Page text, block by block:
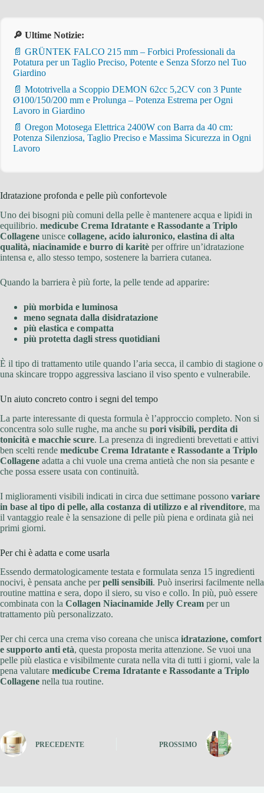
🔎 Ultime Notizie:
📄 GRÜNTEK FALCO 215 mm – Forbici Professionali da
Potatura per un Taglio Preciso, Potente e Senza Sforzo nel Tuo
Giardino
📄 Mototrivella a Scoppio DEMON 62cc 5,2CV con 3 Punte
Ø100/150/200 mm e Prolunga – Potenza Estrema per Ogni
Lavoro in Giardino
📄 Oregon Motosega Elettrica 2400W con Barra da 40 cm:
Potenza Silenziosa, Taglio Preciso e Massima Sicurezza in Ogni
Lavoro
Idratazione profonda e pelle più confortevole
Uno dei bisogni più comuni della pelle è mantenere acqua e lipidi in
equilibrio. medicube Crema Idratante e Rassodante a Triplo
Collagene unisce collagene, acido ialuronico, elastina di alta
qualità, niacinamide e burro di karitè per offrire un’idratazione
intensa e, allo stesso tempo, sostenere la barriera cutanea.
Quando la barriera è più forte, la pelle tende ad apparire:
più morbida e luminosa
meno segnata dalla disidratazione
più elastica e compatta
più protetta dagli stress quotidiani
È il tipo di trattamento utile quando l’aria secca, il cambio di stagione o
una skincare troppo aggressiva lasciano il viso spento e vulnerabile.
Un aiuto concreto contro i segni del tempo
La parte interessante di questa formula è l’approccio completo. Non si
concentra solo sulle rughe, ma anche su pori visibili, perdita di
tonicità e macchie scure. La presenza di ingredienti brevettati e attivi
ben scelti rende medicube Crema Idratante e Rassodante a Triplo
Collagene adatta a chi vuole una crema antietà che non sia pesante e
che possa essere usata con continuità.
I miglioramenti visibili indicati in circa due settimane possono variare
in base al tipo di pelle, alla costanza di utilizzo e al rivenditore, ma
il vantaggio reale è la sensazione di pelle più piena e ordinata già nei
primi giorni.
Per chi è adatta e come usarla
Essendo dermatologicamente testata e formulata senza 15 ingredienti
nocivi, è pensata anche perpelli sensibili. Può inserirsi facilmente nella
routine mattina e sera, dopo il siero, su viso e collo. In più, può essere
combinata con la Collagen Niacinamide Jelly Cream per un
trattamento più personalizzato.
Per chi cerca una crema viso coreana che unisca idratazione, comfort
e supporto anti età, questa proposta merita attenzione. Se vuoi una
pelle più elastica e visibilmente curata nella vita di tutti i giorni, vale la
pena valutare medicube Crema Idratante e Rassodante a Triplo
Collagene nella tua routine.
PRECEDENTE PROSSIMO